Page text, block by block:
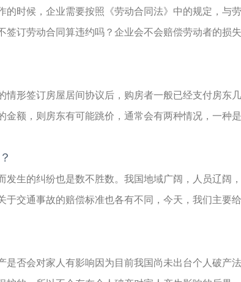
的时候，企业需要按照《劳动合同法》中的规定，与
签订劳动合同算违约吗？企业会不会赔偿劳动者的损
情形签订房屋居间协议后，购房者一般已经支付房东
金额，则房东有可能跳价，通常会有两种情况，一种
发生的纠纷也是数不胜数。我国地域广阔，人员辽阔
于交通事故的赔偿标准也各有不同，今天，我们主要
是否会对家人有影响因为目前我国尚未出台个人破产